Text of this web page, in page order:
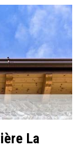
La